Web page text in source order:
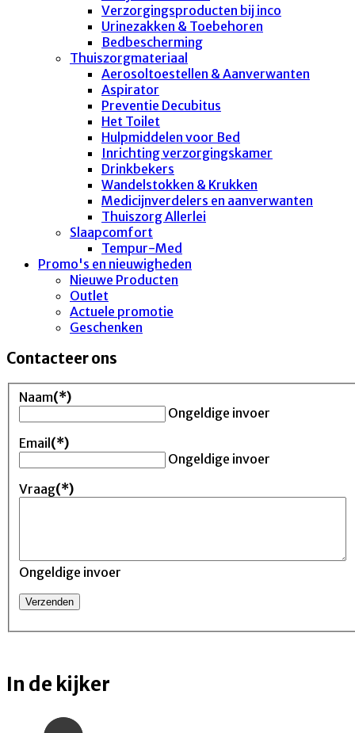
Verzorgingsproducten bij inco
Urinezakken & Toebehoren
Bedbescherming
Thuiszorgmateriaal
Aerosoltoestellen & Aanverwanten
Aspirator
Preventie Decubitus
Het Toilet
Hulpmiddelen voor Bed
Inrichting verzorgingskamer
Drinkbekers
Wandelstokken & Krukken
Medicijnverdelers en aanverwanten
Thuiszorg Allerlei
Slaapcomfort
Tempur-Med
Promo's en nieuwigheden
Nieuwe Producten
Outlet
Actuele promotie
Geschenken
Contacteer ons
Naam(*)
Ongeldige invoer
Email(*)
Ongeldige invoer
Vraag(*)
Ongeldige invoer
In de kijker